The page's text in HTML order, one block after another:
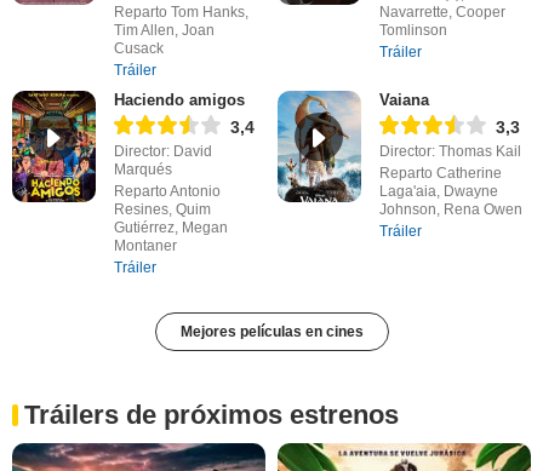
Reparto Tom Hanks,
Tim Allen, Joan
Cusack
Tráiler
Navarrette, Cooper
Tomlinson
Tráiler
Haciendo amigos
3,4
Director: David
Marqués
Reparto Antonio
Resines, Quim
Gutiérrez, Megan
Montaner
Tráiler
Vaiana
3,3
Director: Thomas Kail
Reparto Catherine
Laga'aia, Dwayne
Johnson, Rena Owen
Tráiler
Mejores películas en cines
Tráilers de próximos estrenos